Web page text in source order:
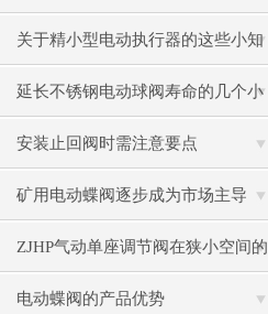
控制技术
关于精小型电动执行器的这些小知
识，快来了解吧！
延长不锈钢电动球阀寿命的几个小
秘诀
安装止回阀时需注意要点
矿用电动蝶阀逐步成为市场主导
ZJHP气动单座调节阀在狭小空间的
安装技巧
电动蝶阀的产品优势